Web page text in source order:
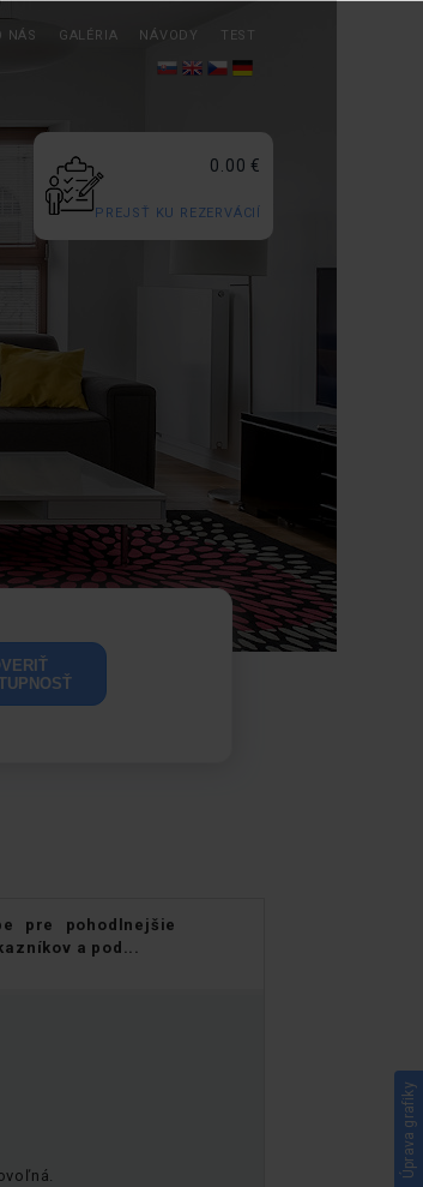
Úprava grafiky
NÁS GALÉRIA NÁVODY TEST
0.00 €
PREJSŤ KU REZERVÁCIÍ
pre pohodlnejšie
a pod...